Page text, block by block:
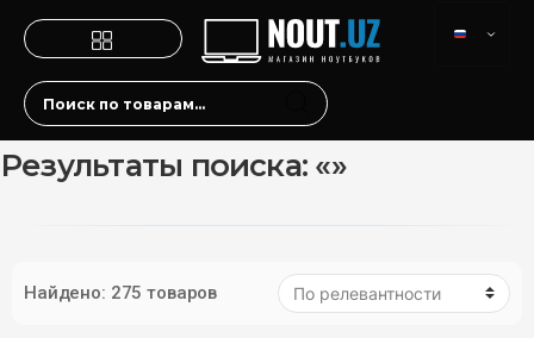
Результаты поиска: «»
Найдено: 275 товаров